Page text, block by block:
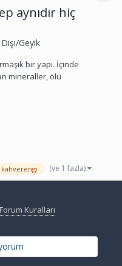
aynıdır hiç
Geyik
bir yapı. İçinde
mineraller, ölü
ve canlı organizmalar
yakı...
(ve 1 fazla)
Forum Kuralları